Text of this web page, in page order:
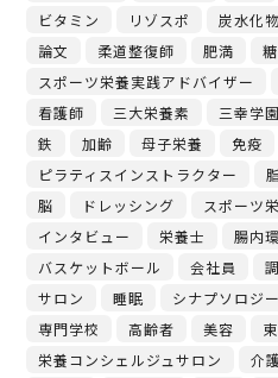
ビタミン
リゾスポ 炭水化
論文
柔道整復師 肥満
スポーツ栄養実践アドバイザー
看護師
三大栄養素 三幸学園
鉄
加齢 母子栄養 免疫
ピラティスインストラクター
脳
ドレッシング スポーツ
インタビュー
栄養士 腸内
バスケットボール
会社員
サロン
睡眠 シナプソロジー
専門学校
高齢者 美容
栄養コンシェルジュサロン
介